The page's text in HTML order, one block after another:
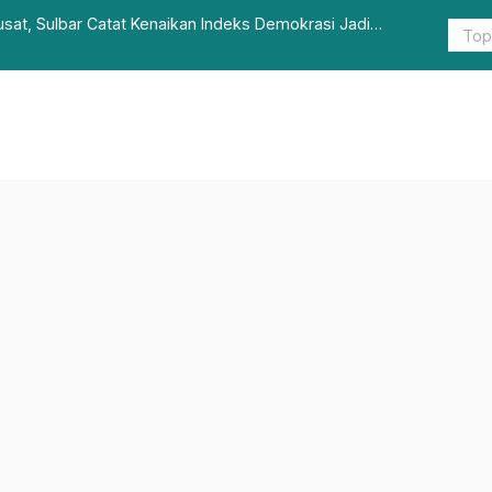
Sulbar Catat Kenaikan Indeks Demokrasi Jadi
Perizinan